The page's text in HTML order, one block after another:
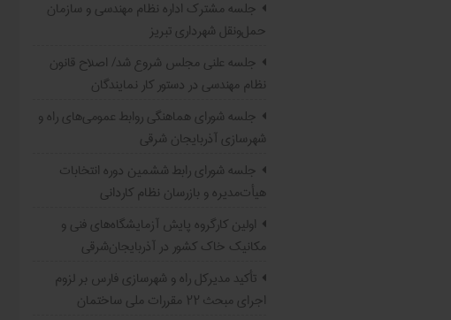
جلسه مشترک اداره نظام مهندسی و سازمان
حمل‌ونقل شهرداری تبریز
جلسه علنی مجلس شروع شد/ اصلاح قانون
نظام مهندسی در دستور کار نمایندگان
جلسه شورای هماهنگی روابط عمومی‌های راه و
شهرسازی آذربایجان شرقی
جلسه شورای رابط ششمین دوره انتخابات
هیأت‌مدیره و بازرسان نظام کاردانی
اولین کارگروه پایش آزمایشگاه‌های فنی و
مکانیک خاک کشور در آذربایجان‌شرقی
تأکید مدیرکل راه و شهرسازی فارس بر لزوم
اجرای مبحث ۲۲ مقررات ملی ساختمان